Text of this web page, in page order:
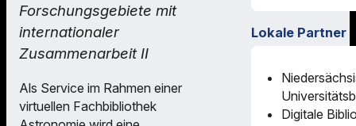
Forschungsgebiete mit
internationaler
Zusammenarbeit II
Als Service im Rahmen einer
virtuellen Fachbibliothek
Lokale Partner
Digitale